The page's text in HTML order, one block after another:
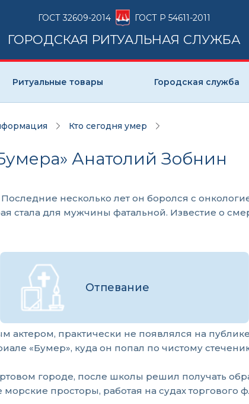
ГОСТ 32609-2014 ГОСТ Р 54611-2011
ГОРОДСКАЯ РИТУАЛЬНАЯ СЛУЖБА
Ритуальные товары Городская служба
Кто сегодня умер
Анатолий Зобнин
несколько лет он боролся с
стала для мужчины фатальной. Известие о
Отпевание
практически не появлялся на
«Бумер», куда он попал по чистому
городе, после школы решил получать
просторы, работая на судах торгового